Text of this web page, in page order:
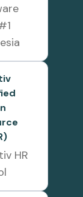
HR